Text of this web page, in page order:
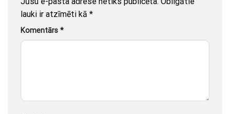
lauki ir atzīmēti kā *
Komentārs *